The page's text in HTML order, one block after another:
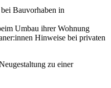
Bauvorhaben in
Umbau ihrer Wohnung
Hinweise bei privaten
zu einer